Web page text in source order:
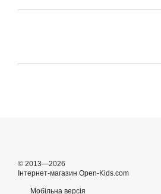
© 2013—2026
Інтернет-магазин Open-Kids.com
Мобільна версія